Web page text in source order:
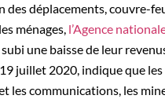
déplacements, couvre-
ménages, l’Agence
une baisse de leur
juillet 2020, indique que
les communications, les